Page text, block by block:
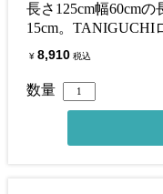
長さ125cm幅60cm
15cm。TANIGUCHI
¥ 8,910 税込
数量